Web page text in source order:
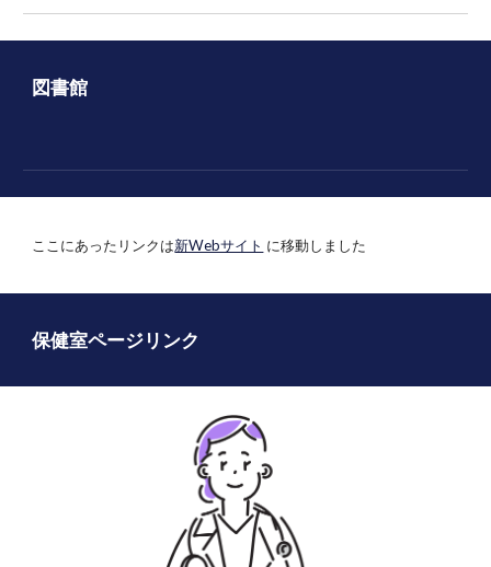
図書館
ここにあったリンクは新Webサイト に移動しました
保健室ページリンク